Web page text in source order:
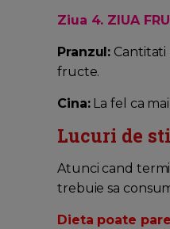
Ziua 4. ZIUA
Pranzul:
fructe.
Cina:La fel ca mai
Lucuri de
Atunci cand
trebuie sa
Dieta poate